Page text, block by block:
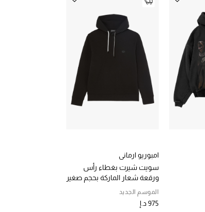
امبوريو ارماني
سويت شيرت بغطاء رأس
ورقعة شعار الماركة بحجم صغير
الموسم الجديد
975 د.إ